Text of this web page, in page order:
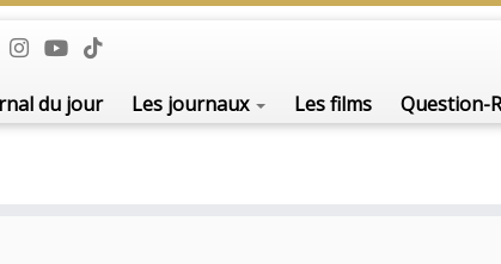
du jour Les journaux Les films Question-